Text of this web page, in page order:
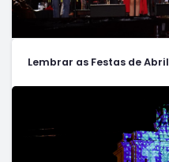
Lembrar as Festas de Abril